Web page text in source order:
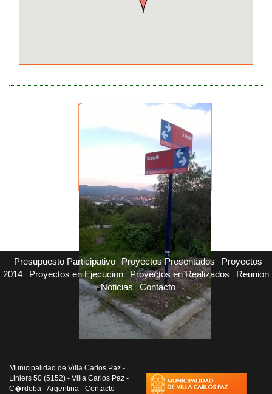
Presupuesto Participativo Proyectos Presentados
Proyectos
2014
Proyectos en Ejecucion Proyectos en Realizados
Reunion
Noticias
Contacto
Municipalidad de Villa Carlos Paz -
Liniers 50 (5152) - Villa Carlos Paz -
C�rdoba - Argentina - Contacto